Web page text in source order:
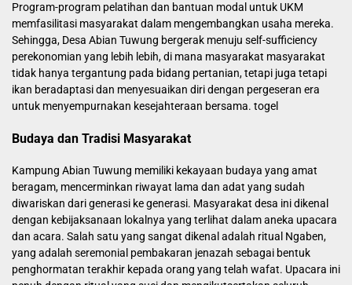
Program-program pelatihan dan bantuan modal untuk UKM
memfasilitasi masyarakat dalam mengembangkan usaha mereka.
Sehingga, Desa Abian Tuwung bergerak menuju self-sufficiency
perekonomian yang lebih lebih, di mana masyarakat masyarakat
tidak hanya tergantung pada bidang pertanian, tetapi juga tetapi
ikan beradaptasi dan menyesuaikan diri dengan pergeseran era
untuk menyempurnakan kesejahteraan bersama. togel
Budaya dan Tradisi Masyarakat
Kampung Abian Tuwung memiliki kekayaan budaya yang amat
beragam, mencerminkan riwayat lama dan adat yang sudah
diwariskan dari generasi ke generasi. Masyarakat desa ini dikenal
dengan kebijaksanaan lokalnya yang terlihat dalam aneka upacara
dan acara. Salah satu yang sangat dikenal adalah ritual Ngaben,
yang adalah seremonial pembakaran jenazah sebagai bentuk
penghormatan terakhir kepada orang yang telah wafat. Upacara ini